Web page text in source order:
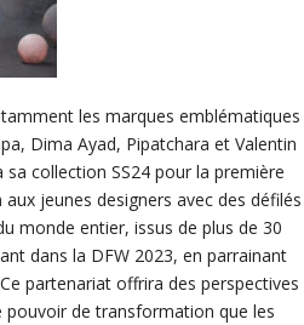
les marques emblématiques
Dima Ayad, Pipatchara et Valentin
collection SS24 pour la première
jeunes designers avec des défilés
monde entier, issus de plus de 30
dans la DFW 2023, en parrainant
partenariat offrira des perspectives
pouvoir de transformation que les